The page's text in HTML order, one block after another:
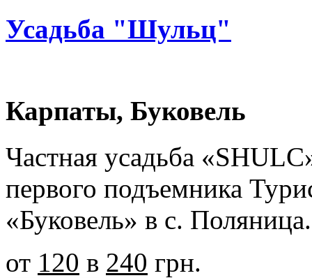
Усадьба "Шульц"
Карпаты, Буковель
Частная усадьба
первого подъемника
«Буковель» в с.
от 120 в 240 грн.